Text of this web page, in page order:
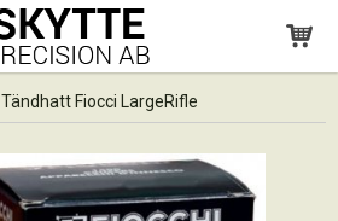
Tändhatt Fiocci LargeRifle